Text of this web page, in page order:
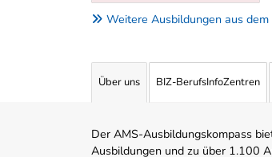
Weitere Ausbildungen aus
Über uns BIZ-BerufsInfoZentren
Der AMS-Ausbildungskompass
Ausbildungen und zu über 1.100